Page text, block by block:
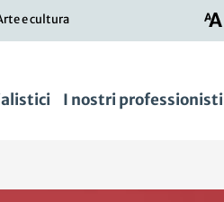
e cultura
I nostri professionisti